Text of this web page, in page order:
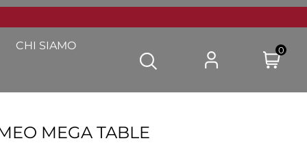
CHI SIAMO 0
MEGA TABLE